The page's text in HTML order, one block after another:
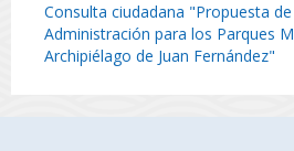
Consulta ciudadana "Propuesta
Administración para los Parques
Archipiélago de Juan Fernández"